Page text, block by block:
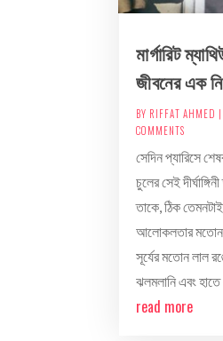
মার্গারিট
জীবনের এক
BY RIFFAT AHMED |
COMMENTS
সেদিন প্যারিসে
চুলের সেই
তাকে, ঠিক
আলোকলতার মতোন
সূর্যের মতোন লাল
ঝলমলানি এবং
read more